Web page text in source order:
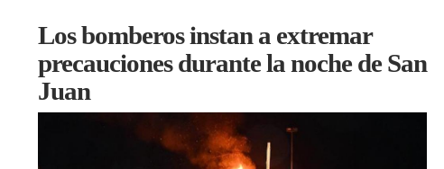
Los bomberos instan a extremar
precauciones durante la noche de San
Juan